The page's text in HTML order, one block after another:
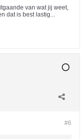
van wat jij weet,
dat is best lastig...
#6